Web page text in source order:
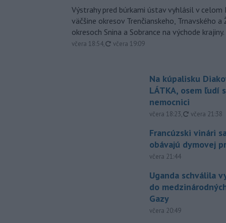
Výstrahy pred búrkami ústav vyhlásil v
väčšine okresov Trenčianskeho, Trnavského a
okresoch Snina a Sobrance na východe krajiny.
včera 18:54, aktualizované
včera 19:09
Na kúpalisku
LÁTKA, osem ľudí
nemocnici
včera 18:23, aktualizované
včera 21:38
Francúzski vinári
obávajú dymovej
včera 21:44
Uganda schválila
do
Gazy
včera 20:49